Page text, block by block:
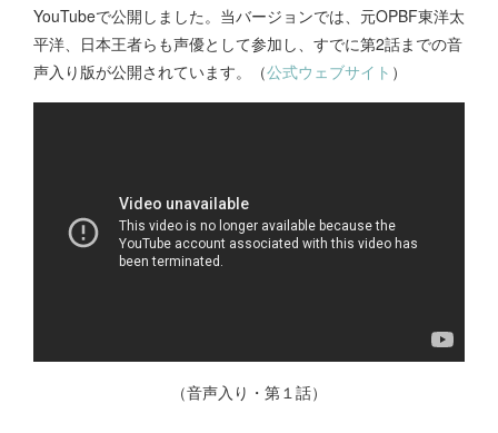
YouTubeで公開しました。当バージョンでは、元OPBF東洋太
平洋、日本王者らも声優として参加し、すでに第2話までの音
声入り版が公開されています。（公式ウェブサイト ）
（音声入り・第１話）